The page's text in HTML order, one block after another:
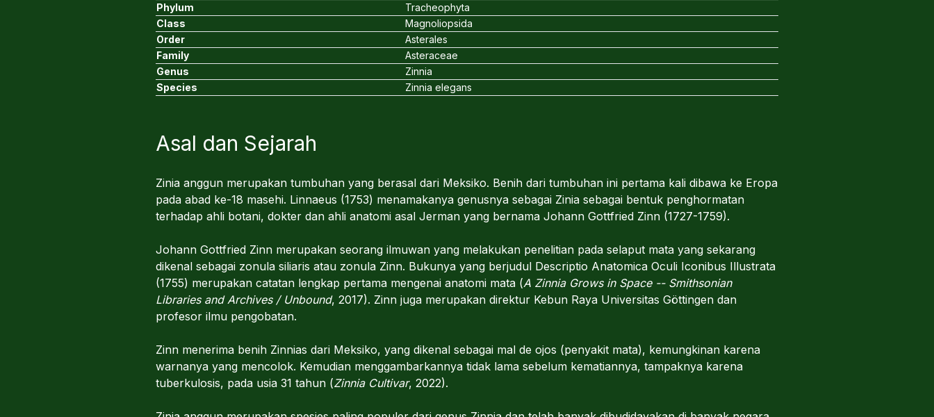
Phylum
Tracheophyta
Class
Magnoliopsida
Order
Asterales
Family
Asteraceae
Genus
Zinnia
Species
Zinnia elegans
Asal dan Sejarah
Zinia anggun merupakan tumbuhan yang berasal dari Meksiko. Benih dari tumbuhan ini pertama kali dibawa ke Eropa
pada abad ke-18 masehi. Linnaeus (1753) menamakanya genusnya sebagai Zinia sebagai bentuk penghormatan
terhadap ahli botani, dokter dan ahli anatomi asal Jerman yang bernama Johann Gottfried Zinn (1727-1759).
Johann Gottfried Zinn merupakan seorang ilmuwan yang melakukan penelitian pada selaput mata yang sekarang
dikenal sebagai zonula siliaris atau zonula Zinn. Bukunya yang berjudul Descriptio Anatomica Oculi Iconibus Illustrata
(1755) merupakan catatan lengkap pertama mengenai anatomi mata (A Zinnia Grows in Space -- Smithsonian
Libraries and Archives / Unbound, 2017). Zinn juga merupakan direktur Kebun Raya Universitas Göttingen dan
profesor ilmu pengobatan.
Zinn menerima benih Zinnias dari Meksiko, yang dikenal sebagai mal de ojos (penyakit mata), kemungkinan karena
warnanya yang mencolok. Kemudian menggambarkannya tidak lama sebelum kematiannya, tampaknya karena
tuberkulosis, pada usia 31 tahun (Zinnia Cultivar, 2022).